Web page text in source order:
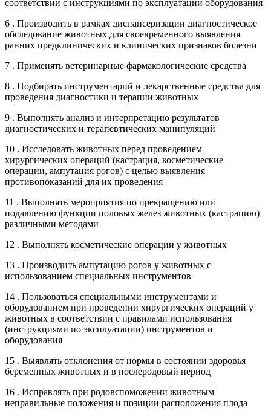
соответствии с инструкциями по эксплуатации оборудования
6 . Производить в рамках диспансеризации диагностическое
обследование животных для своевременного выявления
ранних предклинических и клинических признаков болезни
7 . Применять ветеринарные фармакологические средства
8 . Подбирать инструментарий и лекарственные средства для
проведения диагностики и терапии животных
9 . Выполнять анализ и интерпретацию результатов
диагностических и терапевтических манипуляций
10 . Исследовать животных перед проведением
хирургических операций (кастрация, косметические
операции, ампутация рогов) с целью выявления
противопоказаний для их проведения
11 . Выполнять мероприятия по прекращению или
подавлению функции половых желез животных (кастрацию)
различными методами
12 . Выполнять косметические операции у животных
13 . Производить ампутацию рогов у животных с
использованием специальных инструментов
14 . Пользоваться специальными инструментами и
оборудованием при проведении хирургических операций у
животных в соответствии с правилами использования
(инструкциями по эксплуатации) инструментов и
оборудования
15 . Выявлять отклонения от нормы в состоянии здоровья
беременных животных и в послеродовый период
16 . Исправлять при родовспоможении животным
неправильные положения и позиции расположения плода